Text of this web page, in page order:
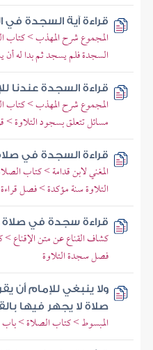
قراءة آية السجدة في
المجموع شرح المهذب > كتاب
السجدة فلم يسجد ثم بدا له
قراءة السجدة عندنا
المجموع شرح المهذب > كتاب
مسائل تتعلق بسجود التلاوة >
قراءة السجدة في
المغني لابن قدامة > كتاب
التلاوة سنة مؤكدة > فصل
قراءة سجدة في صلاة
كشاف القناع عن متن الإقناع
فصل سجدة التلاوة
ولا ينبغي للإمام أن
صلاة لا يجهر فيها
المبسوط > كتاب الصلاة >